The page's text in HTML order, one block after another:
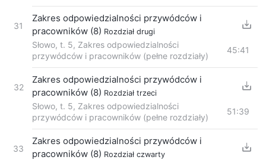
31
Zakres odpowiedzialności przywódców i
pracowników (8) Rozdział drugi
Słowo, t. 5, Zakres odpowiedzialności
przywódców i pracowników (pełne rozdziały)
45:41
32
Zakres odpowiedzialności przywódców i
pracowników (8) Rozdział trzeci
Słowo, t. 5, Zakres odpowiedzialności
przywódców i pracowników (pełne rozdziały)
51:39
33
Zakres odpowiedzialności przywódców i
pracowników (8) Rozdział czwarty